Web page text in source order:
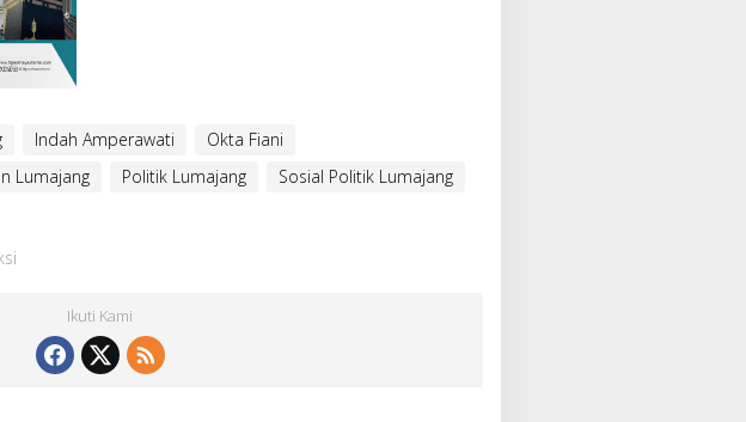
Indah Amperawati
Okta Fiani
Lumajang Politik Lumajang
Sosial Politik Lumajang
Ikuti Kami